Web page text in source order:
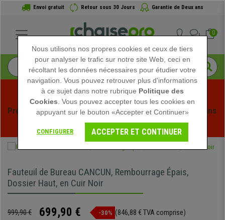
Envoi gratuit Retour sous 30 Jours Garantie de Deux ans
0
Profitez des soldes d'été chez Chaisepro ! Des réductions
exclusives pour une durée limitée - Voir l'offre
Fauteuil de Bureau CANCUN, Rembourrage Épais,
Dossier Haut, en Cuir Noir
999,90 € 699,90 € -30% (846,88 € TVA comprise)
Nous utilisons nos propres cookies et ceux de tiers
pour analyser le trafic sur notre site Web, ceci en
récoltant les données nécessaires pour étudier votre
navigation. Vous pouvez retrouver plus d'informations
à ce sujet dans notre rubrique Politique des
Cookies . Vous pouvez accepter tous les cookies en
appuyant sur le bouton «Accepter et Continuer»
CONFIGURER ACCEPTER ET CONTINUER